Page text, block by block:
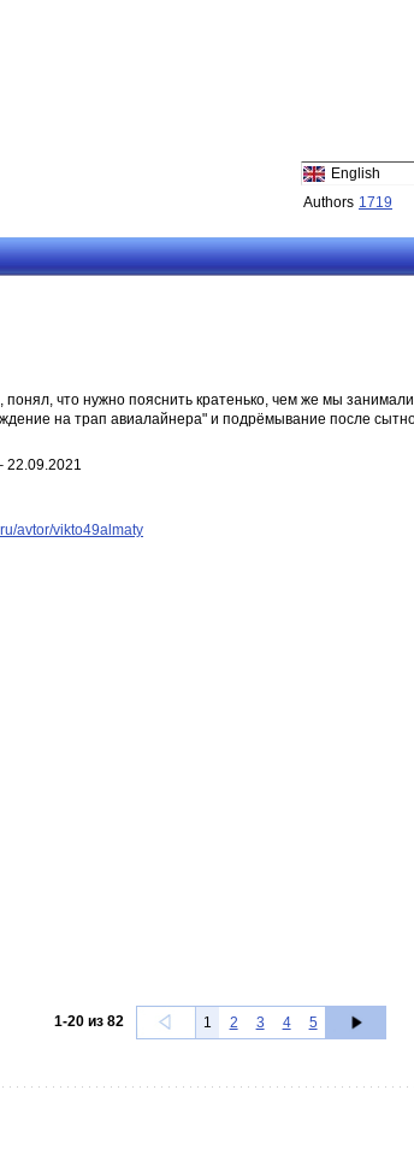
English
Authors 1719
что нужно пояснить кратенько, чем же мы
на трап авиалайнера" и подрёмывание после
22.09.2021
avtor/vikto49almaty
1-20из 82 1 2 3 4 5